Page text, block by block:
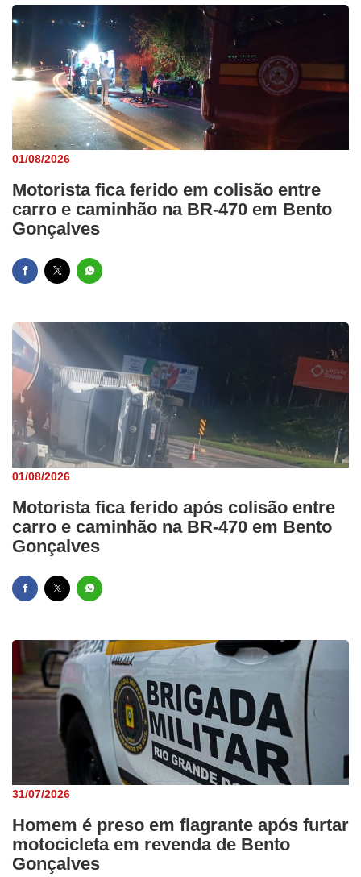
01/08/2026
Motorista fica ferido em colisão entre
carro e caminhão na BR-470 em Bento
Gonçalves
01/08/2026
Motorista fica ferido após colisão entre
carro e caminhão na BR-470 em Bento
Gonçalves
31/07/2026
Homem é preso em flagrante após furtar
motocicleta em revenda de Bento
Gonçalves